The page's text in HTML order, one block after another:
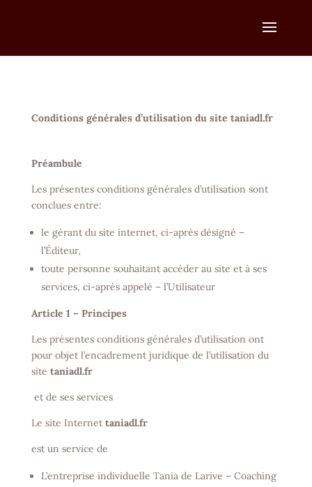
Conditions générales d’utilisation du site taniadl.fr
Préambule
Les présentes conditions générales d’utilisation sont
conclues entre:
le gérant du site internet, ci-après désigné –
l’Éditeur,
toute personne souhaitant accéder au site et à ses
services, ci-après appelé – l’Utilisateur
Article 1 – Principes
Les présentes conditions générales d’utilisation ont
pour objet l’encadrement juridique de l’utilisation du
site taniadl.fr
et de ses services
Le site Internet taniadl.fr
est un service de
L’entreprise individuelle Tania de Larive – Coaching